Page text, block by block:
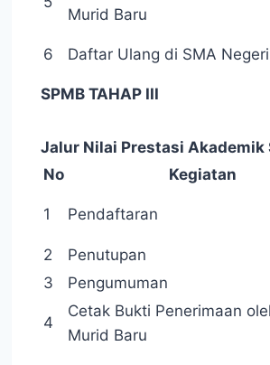
Murid Baru
6 Daftar Ulang di SMA
SPMB TAHAP III
Jalur Nilai Prestasi Akademik
No
Kegiatan
1 Pendaftaran
2 Penutupan
3
Pengumuman
4
Cetak Bukti Penerimaan
Murid Baru